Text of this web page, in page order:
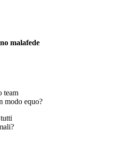
malafede
team
modo equo?